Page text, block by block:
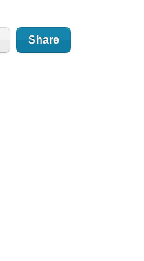
Share